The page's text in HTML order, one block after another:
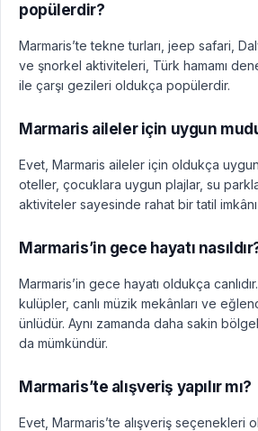
popülerdir?
Marmaris’te tekne turları, jeep safari,
ve şnorkel aktiviteleri, Türk hamamı
ile çarşı gezileri oldukça popülerdir.
Marmaris aileler için uygun
Evet, Marmaris aileler için oldukça
oteller, çocuklara uygun plajlar, su
aktiviteler sayesinde rahat bir tatil imkânı
Marmaris’in gece hayatı
Marmaris’in gece hayatı oldukça
kulüpler, canlı müzik mekânları ve
ünlüdür. Aynı zamanda daha sakin
da mümkündür.
Marmaris’te alışveriş yapılır mı?
Evet, Marmaris’te alışveriş seçenekleri